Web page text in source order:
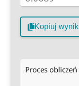
Kopiuj wynik
Proces